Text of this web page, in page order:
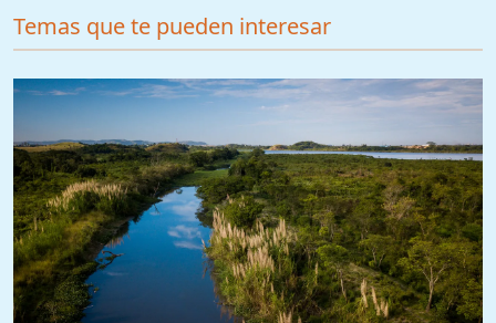
Temas que te pueden interesar